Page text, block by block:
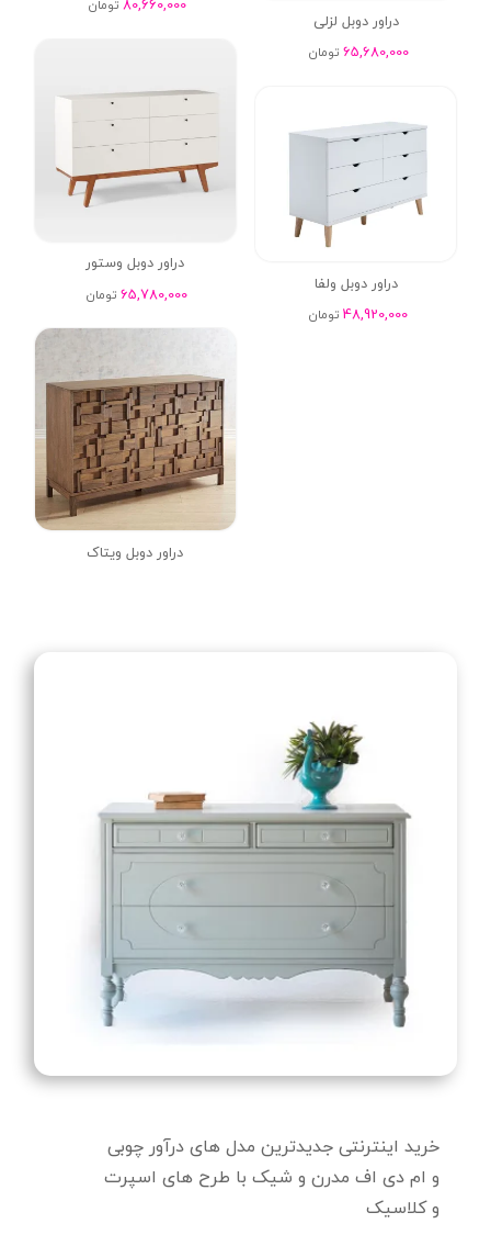
دراور دوبل لزلی
65,680,000 تومان
80,660,000 تومان
دراور دوبل وستور
65,780,000 تومان
دراور دوبل ولفا
48,920,000 تومان
دراور دوبل ویتاک
خرید اینترنتی جدیدترین مدل های درآور چوبی
و ام دی اف مدرن و شیک با طرح های اسپرت
و کلاسیک